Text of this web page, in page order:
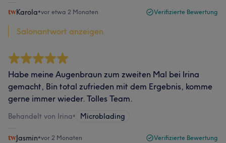
Karola•vor etwa 2 Monaten Verifizierte Bewertung
Salonantwort anzeigen
Habe meine Augenbraun zum zweiten Mal bei Irina
gemacht, Bin total zufrieden mit dem Ergebnis, komme
gerne immer wieder. Tolles Team.
Behandelt von Irina• Microblading
Jasmin•vor 2 Monaten Verifizierte Bewertung